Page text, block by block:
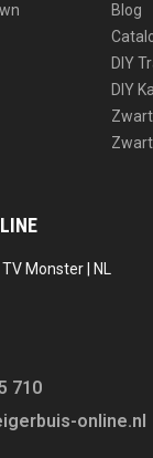
Blog
DIY
DIY
Monster | NL
710
online.nl